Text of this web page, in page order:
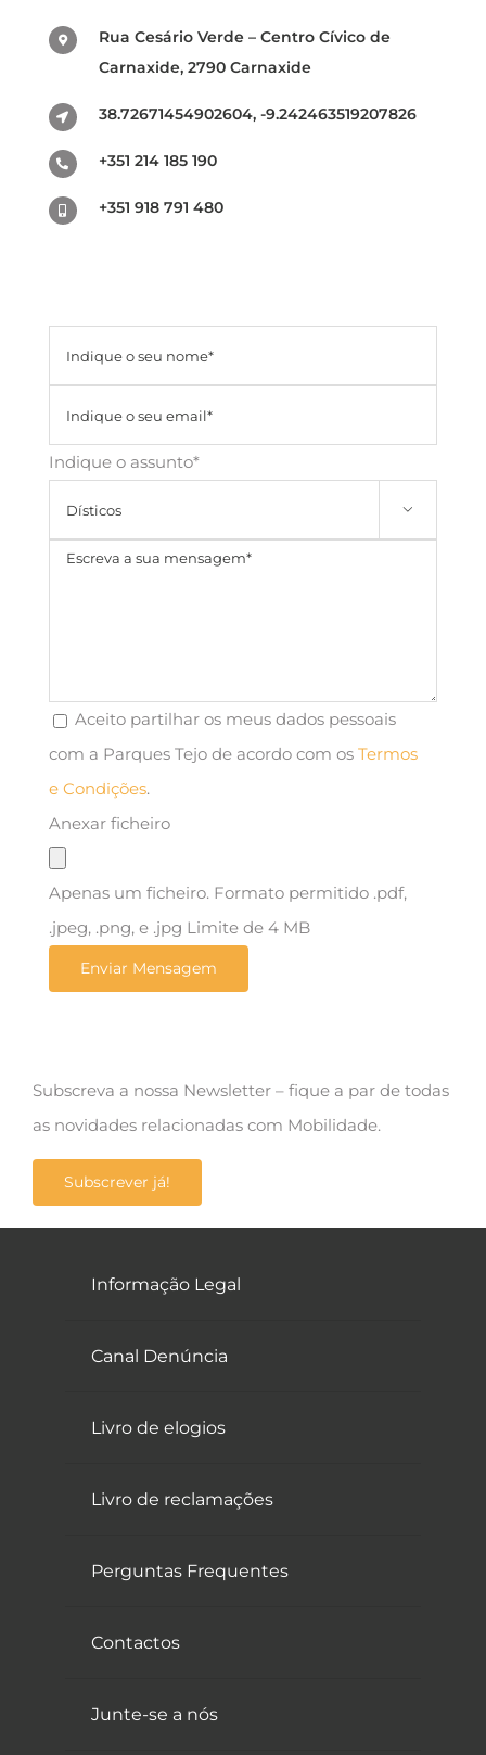
Rua Cesário Verde – Centro Cívico de
Carnaxide, 2790 Carnaxide
38.72671454902604, -9.242463519207826
+351 214 185 190
+351 918 791 480
Indique o assunto*

Aceito partilhar os meus dados pessoais
com a Parques Tejo de acordo com os Termos
e Condições.
Anexar ficheiro
Apenas um ficheiro. Formato permitido .pdf,
.jpeg, .png, e .jpg Limite de 4 MB
Subscreva a nossa Newsletter – fique a par de todas
as novidades relacionadas com Mobilidade.
Subscrever já!
Informação Legal
Canal Denúncia
Livro de elogios
Livro de reclamações
Perguntas Frequentes
Contactos
Junte-se a nós